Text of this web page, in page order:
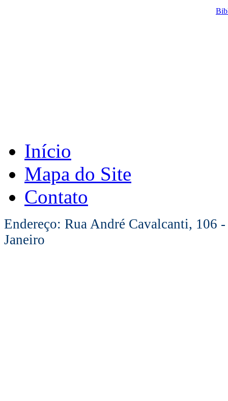
Início
Mapa do Site
Contato
Endereço: Rua André Cavalcanti, 106
Janeiro